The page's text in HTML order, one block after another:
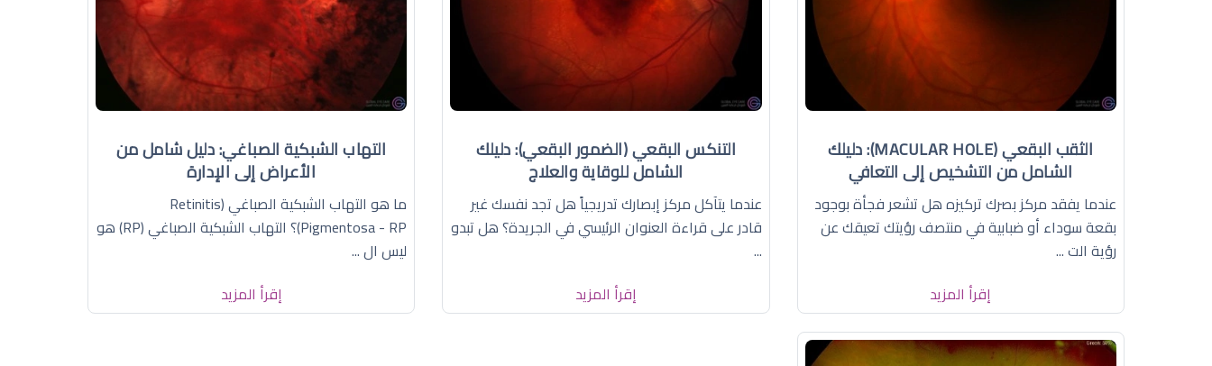
الثقب البقعي (MACULAR HOLE): دليلك
الشامل من التشخيص إلى التعافي
عندما يفقد مركز بصرك تركيزه هل تشعر فجأة بوجود
بقعة سوداء أو ضبابية في منتصف رؤيتك تعيقك عن
رؤية الت ...
إقرأ المزيد
التنكس البقعي (الضمور البقعي): دليلك
الشامل للوقاية والعلاج
عندما يتآكل مركز إبصارك تدريجياً هل تجد نفسك غير
قادر على قراءة العنوان الرئيسي في الجريدة؟ هل تبدو
...
إقرأ المزيد
التهاب الشبكية الصباغي: دليل شامل من
الأعراض إلى الإدارة
ما هو التهاب الشبكية الصباغي (Retinitis
Pigmentosa - RP)؟ التهاب الشبكية الصباغي (RP) هو
ليس ال ...
إقرأ المزيد